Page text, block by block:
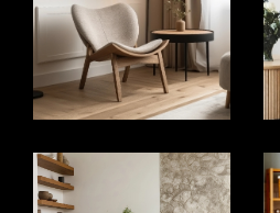
approche professionnelle et
vous offrons un
l’évaluation initiale à la
mettons en œuvre des
attirer des acheteurs
de vendre votre bien